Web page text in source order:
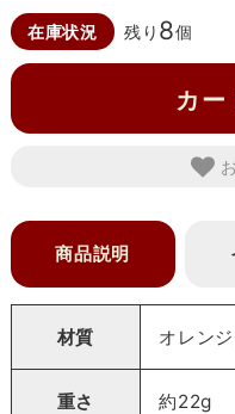
在庫状況 残り 8個
カ
商品説明
材質 オレン
重さ 約22g